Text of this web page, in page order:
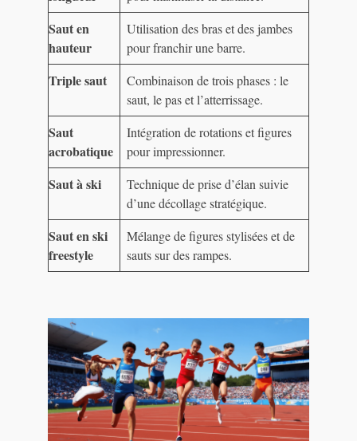
Saut en
hauteur
Utilisation des bras et des jambes
pour franchir une barre.
Triple saut
Combinaison de trois phases : le
saut, le pas et l’atterrissage.
Saut
acrobatique
Intégration de rotations et figures
pour impressionner.
Saut à ski
Technique de prise d’élan suivie
d’une décollage stratégique.
Saut en ski
freestyle
Mélange de figures stylisées et de
sauts sur des rampes.